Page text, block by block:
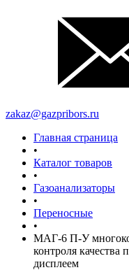
zakaz@gazpribors.ru
Главная страница
•
Каталог товаров
•
Газоанализаторы
•
Переносные
•
МАГ-6 П-У
контроля
дисплеем